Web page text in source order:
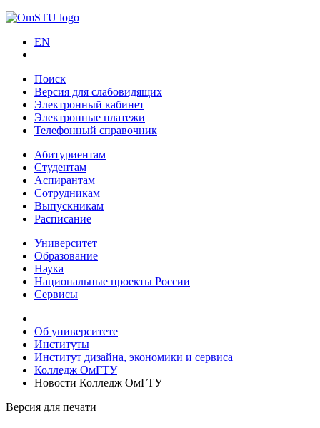
EN
Поиск
Версия для слабовидящих
Электронный кабинет
Электронные платежи
Телефонный справочник
Абитуриентам
Студентам
Аспирантам
Сотрудникам
Выпускникам
Расписание
Университет
Образование
Наука
Национальные проекты России
Сервисы
Об университете
Институты
Институт дизайна, экономики и сервиса
Колледж ОмГТУ
Новости Колледж ОмГТУ
Версия для печати